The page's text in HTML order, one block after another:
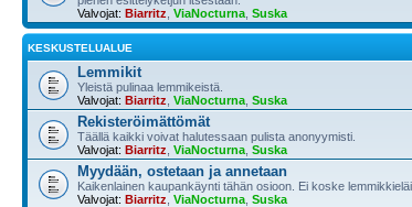
Valvojat: Biarritz ViaNocturna Suska
KESKUSTELUALUE
Lemmikit
Yleistä pulinaa lemmikeistä.
Valvojat: Biarritz ViaNocturna Suska
Rekisteröimättömät
Täällä kaikki voivat halutessaan pulista anonyymisti.
Valvojat: Biarritz ViaNocturna Suska
Myydään, ostetaan ja annetaan
Kaikenlainen kaupankäynti tähän osioon. Ei koske
Valvojat: Biarritz ViaNocturna Suska